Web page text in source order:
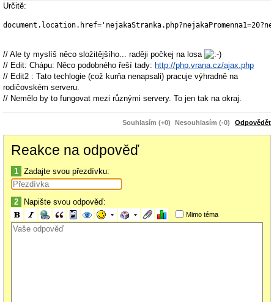
Určitě:
document.location.href=
// Ale ty myslíš něco složitějšího... raději počkej na losa
// Edit: Chápu: Něco podobného řeší tady: http://php.vrana.cz/ajax.php
// Edit2 : Tato techlogie (což kurňa nenapsali) pracuje výhradně na
rodičovském serveru.
// Nemělo by to fungovat mezi různými servery. To jen tak na okraj.
Souhlasím (+0) Nesouhlasím (-0) Odpovědět
Reakce na odpověď
1 Zadajte svou přezdívku:
2 Napište svou odpověď:
Mimo téma